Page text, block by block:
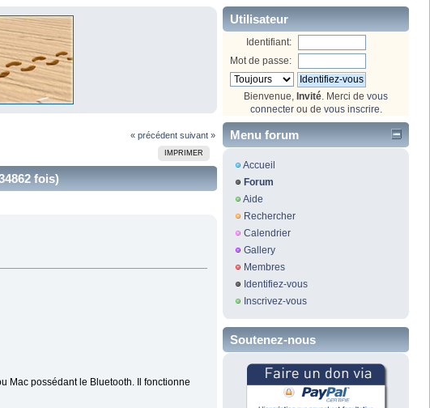
« précédent suivant »
IMPRIMER
fois)
Mac possédant le Bluetooth. Il fonctionne
Utilisateur
Identifiant:
Mot de passe:
Bienvenue, Invité . Merci de vous
connecterou de vous inscrire
Menu forum
Accueil
Forum
Aide
Rechercher
Calendrier
Gallery
Membres
Identifiez-vous
Inscrivez-vous
Soutenez-nous